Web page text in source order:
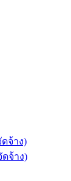
จ้าง)
จ้าง)